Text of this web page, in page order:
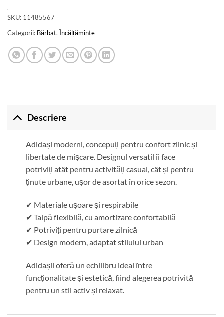
SKU: 11485567
Categorii: Bărbat, Încălțăminte
Descriere
Adidași moderni, concepuți pentru confort zilnic și
libertate de mișcare. Designul versatil îi face
potriviți atât pentru activități casual, cât și pentru
ținute urbane, ușor de asortat în orice sezon.
✔ Materiale ușoare și respirabile
✔ Talpă flexibilă, cu amortizare confortabilă
✔ Potriviți pentru purtare zilnică
✔ Design modern, adaptat stilului urban
Adidașii oferă un echilibru ideal între
funcționalitate și estetică, fiind alegerea potrivită
pentru un stil activ și relaxat.